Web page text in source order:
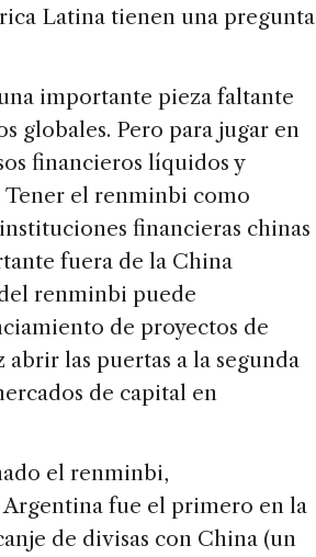
Latina tienen una pregunta
importante pieza faltante
globales. Pero para jugar en
financieros líquidos y
Tener el renminbi como
financieras chinas
fuera de la China
renminbi puede
de proyectos de
las puertas a la segunda
de capital en
el renminbi,
fue el primero en la
de divisas con China (un